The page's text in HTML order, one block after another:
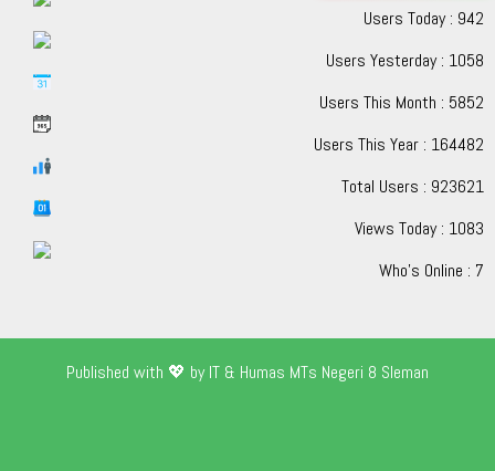
Users Today : 942
Users Yesterday : 1058
Users This Month : 5852
Users This Year : 164482
Total Users : 923621
Views Today : 1083
Who's Online : 7
Published with 💖 by IT & Humas MTs Negeri 8 Sleman